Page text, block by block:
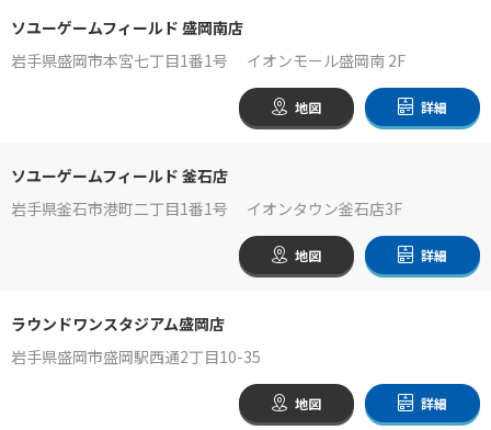
ソユーゲームフィールド 盛岡南店
岩手県盛岡市本宮七丁目1番1号 イオンモール盛岡南 2F
地図 詳細
ソユーゲームフィールド 釜石店
岩手県釜石市港町二丁目1番1号 イオンタウン釜石店3F
地図 詳細
ラウンドワンスタジアム盛岡店
岩手県盛岡市盛岡駅西通2丁目10-35
地図 詳細